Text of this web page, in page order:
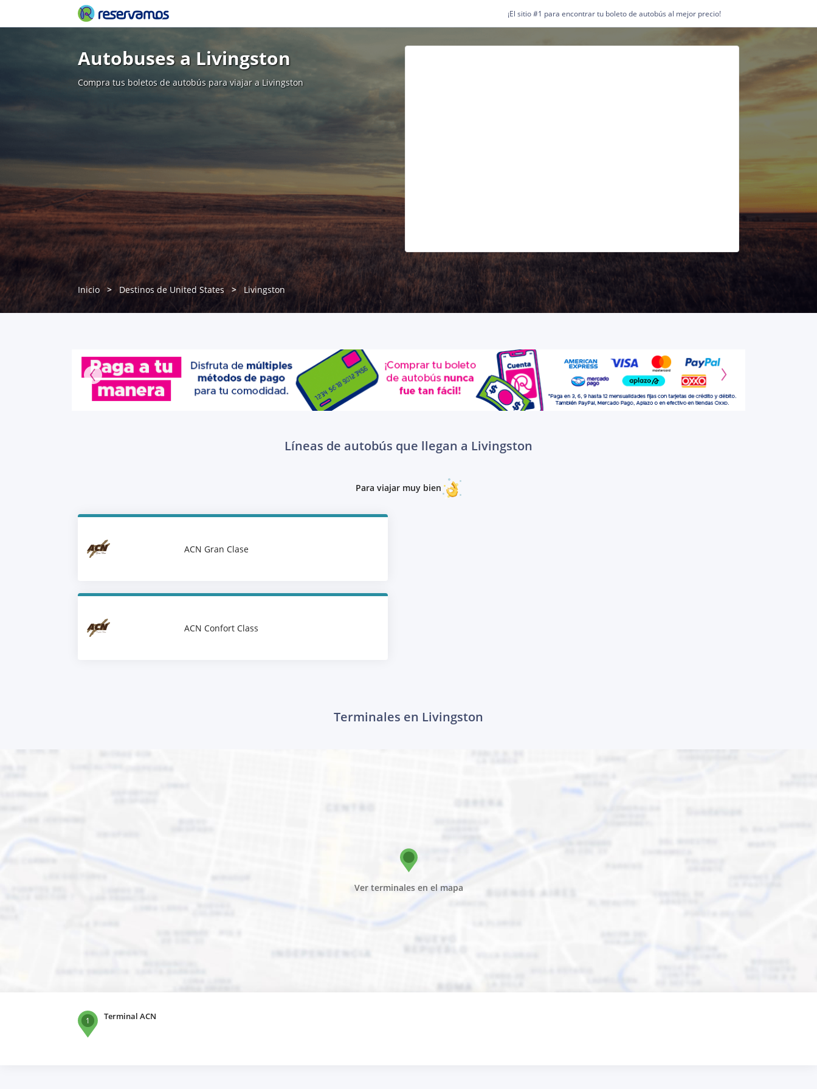
¡El sitio #1 para encontrar tu boleto de autobús al mejor precio!
Autobuses a Livingston
Compra tus boletos de autobús para viajar a Livingston
Inicio Destinos de United States Livingston
Líneas de autobús que llegan a Livingston
Para viajar muy bien
ACN Gran Clase
ACN Confort Class
Terminales en Livingston
Ver terminales en el mapa
1 Terminal ACN